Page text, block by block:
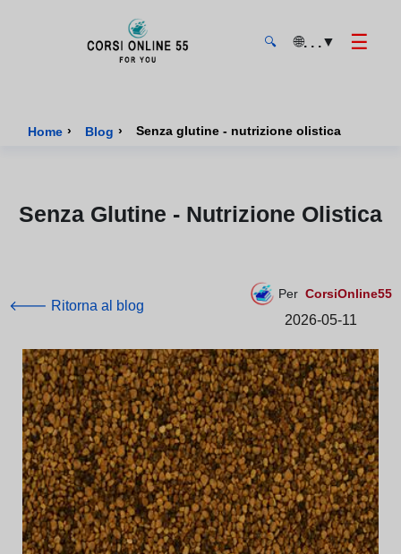
🔍 🌐. . .▼ ☰
Home › Blog › Senza glutine - nutrizione olistica
Senza Glutine - Nutrizione Olistica
🡐 Ritorna al blog
Per CorsiOnline55
2026-05-11